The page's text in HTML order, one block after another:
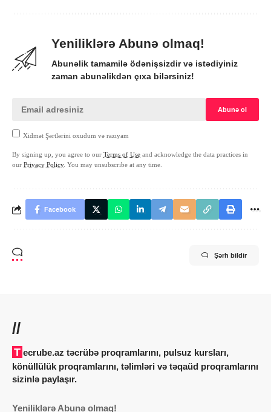
Yeniliklərə Abunə olmaq!
Abunəlik tamamilə ödənişsizdir və istədiyiniz
zaman abunəlikdən çıxa bilərsiniz!
Xidmət Şərtlərini oxudum və razıyam
By signing up, you agree to our Terms of Use and acknowledge the data practices in
our Privacy Policy. You may unsubscribe at any time.
Facebook
Şərh bildir
//
Tecrube.az təcrübə proqramlarını, pulsuz kursları,
könüllülük proqramlarını, təlimləri və təqaüd proqramlarını
sizinlə paylaşır.
Yeniliklərə Abunə olmaq!